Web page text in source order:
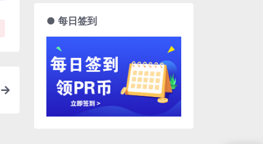
● 每日签到